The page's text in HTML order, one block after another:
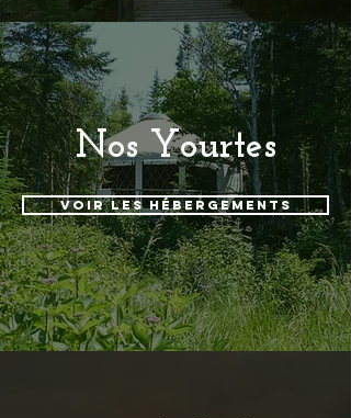
Nos Yourtes
Voir les hébergements